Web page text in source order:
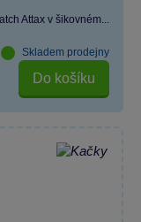
Attax v šikovném...
Skladem prodejny
Do košíku